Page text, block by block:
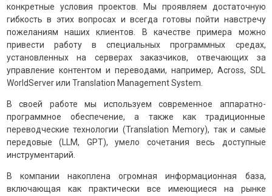
конкретные условия проектов. Мы проявляем достаточную
гибкость в этих вопросах и всегда готовы пойти навстречу
пожеланиям наших клиентов. В качестве примера можно
привести работу в специальных программных средах,
установленных на серверах заказчиков, отвечающих за
управление контентом и переводами, например, Across, SDL
WorldServer или Translation Management System.
В своей работе мы используем современное аппаратно-
программное обеспечение, а также как традиционные
переводческие технологии (Translation Memory), так и самые
передовые (LLM, GPT), умело сочетания весь доступные
инструментарий.
В компании накоплена огромная информационная база,
включающая как практически все имеющиеся на рынке